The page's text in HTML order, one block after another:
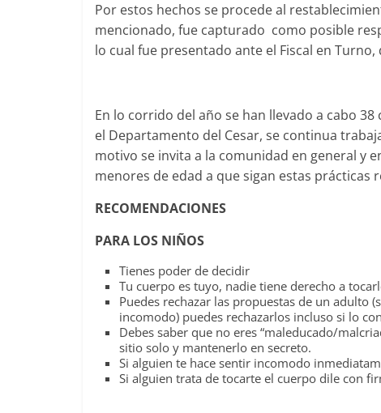
Por estos hechos se procede al
mencionado, fue capturado como posible
lo cual fue presentado ante el Fiscal en
En lo corrido del año se han llevado a cabo
el Departamento del Cesar, se continua
motivo se invita a la comunidad en general y
menores de edad a que sigan estas prácticas
RECOMENDACIONES
PARA LOS NIÑOS
Tienes poder de decidir
Tu cuerpo es tuyo, nadie tiene derecho a
Puedes rechazar las propuestas de un adulto
incomodo) puedes rechazarlos incluso si lo
Debes saber que no eres “maleducado/
sitio solo y mantenerlo en secreto.
Si alguien te hace sentir incomodo
Si alguien trata de tocarte el cuerpo dile con